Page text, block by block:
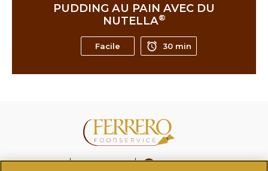
PUDDING AU PAIN AVEC DU
NUTELLA®
Facile 30 min
FAQ Nous contacter Changer de pays